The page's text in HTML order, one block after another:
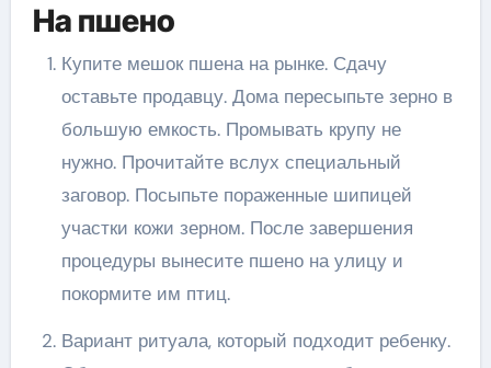
На пшено
Купите мешок пшена на рынке. Сдачу
оставьте продавцу. Дома пересыпьте зерно в
большую емкость. Промывать крупу не
нужно. Прочитайте вслух специальный
заговор. Посыпьте пораженные шипицей
участки кожи зерном. После завершения
процедуры вынесите пшено на улицу и
покормите им птиц.
Вариант ритуала, который подходит ребенку.